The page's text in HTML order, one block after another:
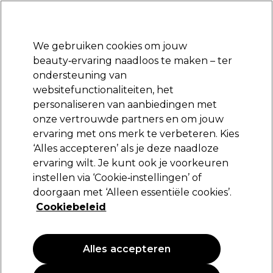
Aanmelden
Merken Deals 🌟 Haar Elektra Beauty
Volgende dag geleverd*
Na verzending, maandag t/m vrijdag
Salon interieur Kappers tools Kleurborstel en kom
Kleurborstel en kom
Sorteren op:Nieuw
We gebruiken cookies om jouw
beauty‑ervaring naadloos te maken – ter
ondersteuning van
websitefunctionaliteiten, het
personaliseren van aanbiedingen met
onze vertrouwde partners en om jouw
ervaring met ons merk te verbeteren. Kies
‘Alles accepteren’ als je deze naadloze
ervaring wilt. Je kunt ook je voorkeuren
instellen via ‘Cookie‑instellingen’ of
doorgaan met ‘Alleen essentiële cookies’.
Cookiebeleid
Alles accepteren